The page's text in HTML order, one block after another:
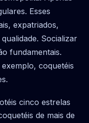
Esses
expatriados,
Socializar
fundamentais.
coquetéis
cinco estrelas
de mais de